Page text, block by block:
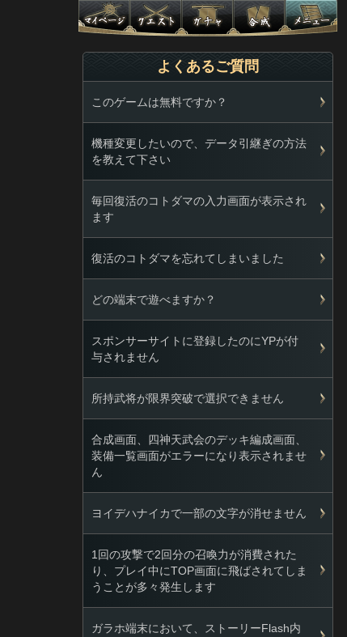
よくあるご質問
このゲームは無料ですか？
機種変更したいので、データ引継ぎの方法
を教えて下さい
毎回復活のコトダマの入力画面が表示され
ます
復活のコトダマを忘れてしまいました
どの端末で遊べますか？
スポンサーサイトに登録したのにYPが付
与されません
所持武将が限界突破で選択できません
合成画面、四神天武会のデッキ編成画面、
装備一覧画面がエラーになり表示されませ
ん
ヨイデハナイカで一部の文字が消せません
1回の攻撃で2回分の召喚力が消費された
り、プレイ中にTOP画面に飛ばされてしま
うことが多々発生します
ガラホ端末において、ストーリーFlash内